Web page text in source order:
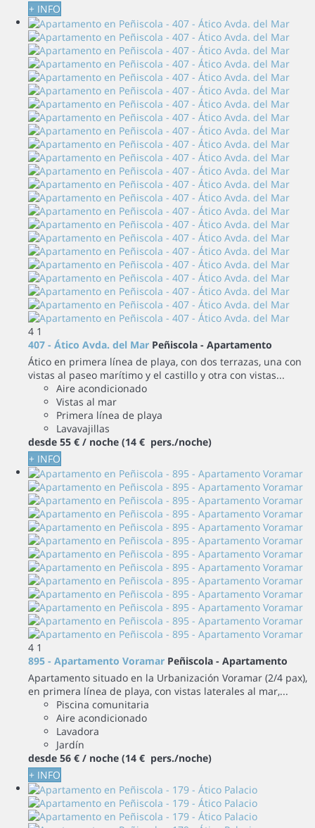
+ INFO
4 1
407 - Ático Avda. del Mar Peñiscola - Apartamento
Ático en primera línea de playa, con dos terrazas, una con
vistas al paseo marítimo y el castillo y otra con vistas...
Aire acondicionado
Vistas al mar
Primera línea de playa
Lavavajillas
desde 55 € / noche (14 € pers./noche)
+ INFO
4 1
895 - Apartamento Voramar Peñiscola - Apartamento
Apartamento situado en la Urbanización Voramar (2/4 pax),
en primera línea de playa, con vistas laterales al mar,...
Piscina comunitaria
Aire acondicionado
Lavadora
Jardín
desde 56 € / noche (14 € pers./noche)
+ INFO